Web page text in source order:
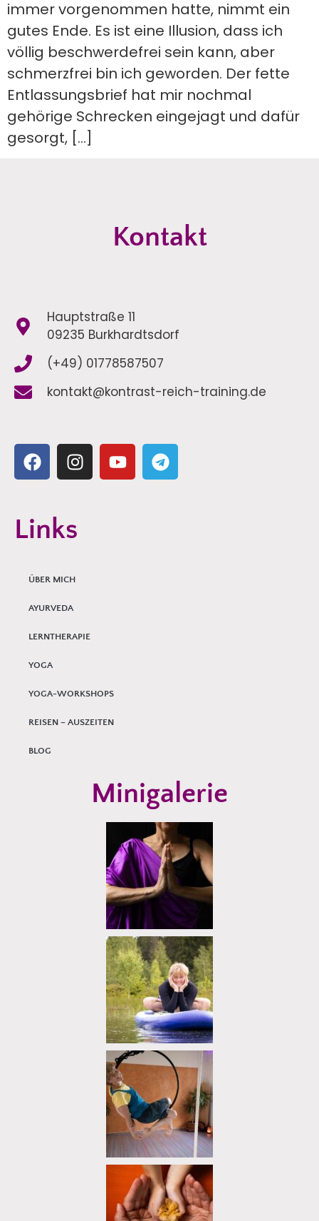
immer vorgenommen hatte, nimmt ein
gutes Ende. Es ist eine Illusion, dass ich
völlig beschwerdefrei sein kann, aber
schmerzfrei bin ich geworden. Der fette
Entlassungsbrief hat mir nochmal
gehörige Schrecken eingejagt und dafür
gesorgt, […]
Kontakt
Hauptstraße 11
09235 Burkhardtsdorf
(+49) 01778587507
kontakt@kontrast-reich-training.de
Links
ÜBER MICH
AYURVEDA
LERNTHERAPIE
YOGA
YOGA-WORKSHOPS
REISEN – AUSZEITEN
BLOG
Minigalerie